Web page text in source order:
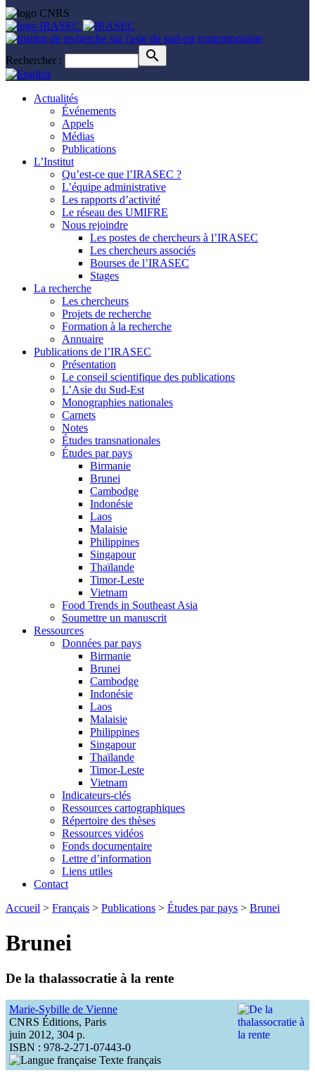
Rechercher :
Actualités
Événements
Appels
Médias
Publications
L’Institut
Qu’est-ce que l’IRASEC ?
L’équipe administrative
Les rapports d’activité
Le réseau des UMIFRE
Nous rejoindre
Les postes de chercheurs à l’IRASEC
Les chercheurs associés
Bourses de l’IRASEC
Stages
La recherche
Les chercheurs
Projets de recherche
Formation à la recherche
Annuaire
Publications de l’IRASEC
Présentation
Le conseil scientifique des publications
L’Asie du Sud-Est
Monographies nationales
Carnets
Notes
Études transnationales
Études par pays
Birmanie
Brunei
Cambodge
Indonésie
Laos
Malaisie
Philippines
Singapour
Thaïlande
Timor-Leste
Vietnam
Food Trends in Southeast Asia
Soumettre un manuscrit
Ressources
Données par pays
Birmanie
Brunei
Cambodge
Indonésie
Laos
Malaisie
Philippines
Singapour
Thaïlande
Timor-Leste
Vietnam
Indicateurs-clés
Ressources cartographiques
Répertoire des thèses
Ressources vidéos
Fonds documentaire
Lettre d’information
Liens utiles
Contact
Accueil > Français > Publications > Études par pays > Brunei
Brunei
De la thalassocratie à la rente
Marie-Sybille de Vienne
CNRS Éditions, Paris
juin 2012, 304 p.
ISBN : 978-2-271-07443-0
Texte français